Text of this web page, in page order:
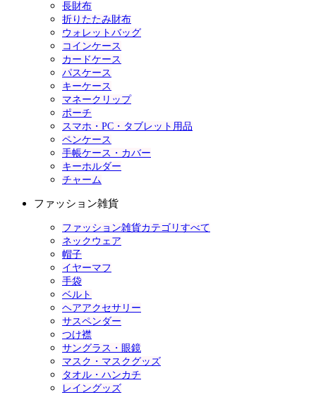
長財布
折りたたみ財布
ウォレットバッグ
コインケース
カードケース
パスケース
キーケース
マネークリップ
ポーチ
スマホ・PC・タブレット用品
ペンケース
手帳ケース・カバー
キーホルダー
チャーム
ファッション雑貨
ファッション雑貨カテゴリすべて
ネックウェア
帽子
イヤーマフ
手袋
ベルト
ヘアアクセサリー
サスペンダー
つけ襟
サングラス・眼鏡
マスク・マスクグッズ
タオル・ハンカチ
レイングッズ